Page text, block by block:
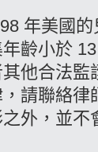
年美國
齡小於
他合法
請聯絡
外，並